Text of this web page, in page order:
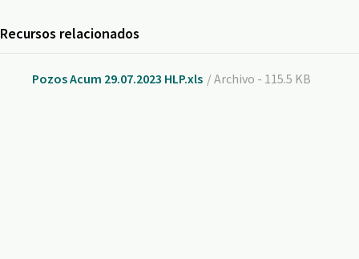
Recursos relacionados
Pozos Acum 29.07.2023 HLP.xls / Archivo - 115.5 KB